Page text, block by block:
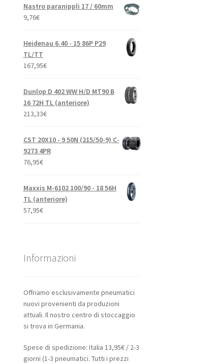
Nastro paranippli 17 / 60mm
9,76€
Heidenau 6.40 - 15 86P P29
TL/TT
167,95€
Dunlop D 402 WW H/D MT90 B
16 72H TL (anteriore)
213,33€
CST 20X10 - 9 50N (215/50-9) C-
9273 4PR
76,95€
Maxxis M-6102 100/90 - 18 56H
TL (anteriore)
57,95€
Informazioni
Offriamo esclusivamente pneumatici
nuovi provenienti da produzioni
attuali. Il nostro centro di stoccaggio
si trova in Germania.
Spese di spedizione: Italia 13,95€ / 2-3
giorni (1-3 pneumatici. Tutti i prezzi